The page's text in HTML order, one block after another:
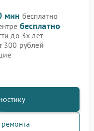
мин бесплатно
бесплатно
до 3х лет
300 рублей
ремонта